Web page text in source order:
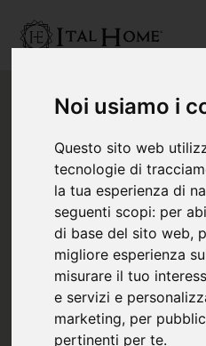
Noi usiamo i
Questo sito web
tecnologie di
la tua esperienza di
seguenti scopi: per
di base del sito web,
migliore esperienza
misurare il tuo
e servizi e
marketing, per
pertinenti per te.